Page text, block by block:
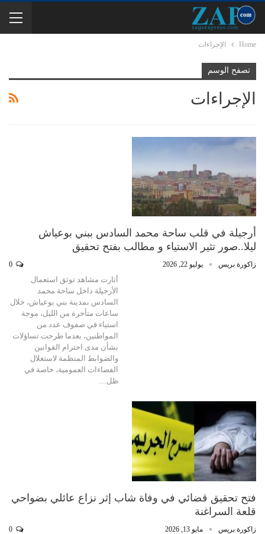
Home الإجراءات
تصفح الوسم
الإجراءات
أرجيلة في قلب ساحة محمد السادس ببني بوعياش
ليلا..صور تثير الاستياء و مطالب بفتح تحقيق
زاكورة بريس يوليو 22, 2026
أثارت مشاهد توثق استعمال
الأرجيلة داخل ساحة محمد
السادس بمدينة بني بوعياش، خلال
ساعات متأخرة من الليل، موجة
استياء في صفوف عدد من
المواطنين، بعدما طرحت تساؤلات
بشأن مدى احترام القوانين
والضوابط المنظمة لاستغلال
الفضاءات العمومية، خاصة في
ظل…
فتح تحقيق قضائي في وفاة شاب إثر نزاع عائلي بضواحي
قلعة السراغنة
زاكورة بريس مايو 13, 2026